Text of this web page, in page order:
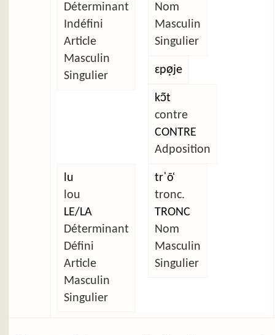
Déterminant
Indéfini
Article
Masculin
Singulier
Nom
Masculin
Singulier
ɛpø̣je
kɔ̃t
contre
CONTRE
Adposition
lu
lou
LE/LA
Déterminant
Défini
Article
Masculin
Singulier
trˈõ̜
tronc.
TRONC
Nom
Masculin
Singulier